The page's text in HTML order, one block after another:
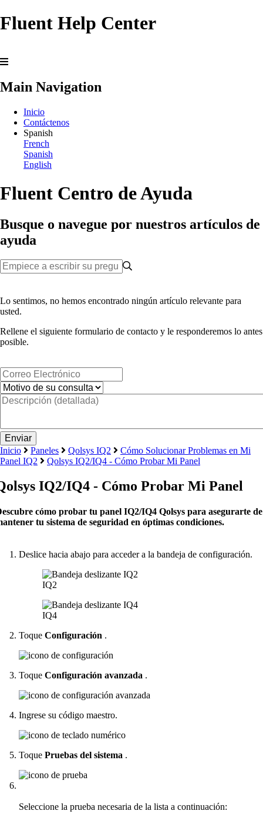
Fluent Help Center
Main Navigation
Inicio
Contáctenos
Spanish
French
Spanish
English
Fluent Centro de Ayuda
Busque o navegue por nuestros artículos de
ayuda
Lo sentimos, no hemos encontrado ningún artículo relevante para
usted.
Rellene el siguiente formulario de contacto y le responderemos lo antes
posible.
Inicio Paneles Qolsys IQ2
Cómo Solucionar Problemas en Mi
Panel IQ2
Qolsys IQ2/IQ4 - Cómo Probar Mi Panel
IQ2/IQ4 - Cómo Probar Mi Panel
cómo probar tu panel IQ2/IQ4 Qolsys para asegurarte de
tu sistema de seguridad en óptimas condiciones.
Deslice hacia abajo para acceder a la bandeja de configuración.
IQ2
IQ4
Toque Configuración .
Toque Configuración avanzada .
Ingrese su código maestro.
Toque Pruebas del sistema .
Seleccione la prueba necesaria de la lista a continuación: